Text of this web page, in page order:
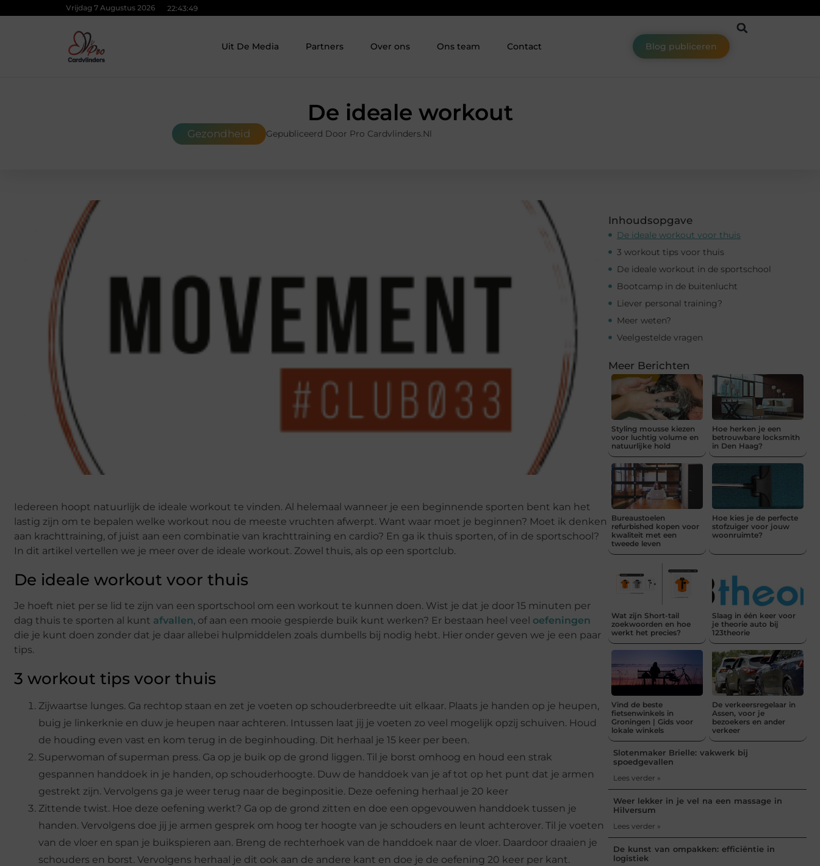
Vrijdag 7 Augustus 2026 22:43:49
Uit De Media Partners Over ons Ons team Contact Blog publiceren
De ideale workout
Gezondheid Gepubliceerd Door Pro Cardvlinders.nl
Iedereen hoopt natuurlijk de ideale workout te vinden. Al helemaal wanneer je een beginnende sporten bent kan het
lastig zijn om te bepalen welke workout nou de meeste vruchten afwerpt. Want waar moet je beginnen? Moet ik denken
aan krachttraining, of juist aan een combinatie van krachttraining en cardio? En ga ik thuis sporten, of in de sportschool?
In dit artikel vertellen we je meer over de ideale workout. Zowel thuis, als op een sportclub.
De ideale workout voor thuis
Je hoeft niet per se lid te zijn van een sportschool om een workout te kunnen doen. Wist je dat je door 15 minuten per
dag thuis te sporten al kunt afvallen, of aan een mooie gespierde buik kunt werken? Er bestaan heel veel oefeningen
die je kunt doen zonder dat je daar allebei hulpmiddelen zoals dumbells bij nodig hebt. Hier onder geven we je een paar
tips.
3 workout tips voor thuis
Zijwaartse lunges. Ga rechtop staan en zet je voeten op schouderbreedte uit elkaar. Plaats je handen op je heupen,
buig je linkerknie en duw je heupen naar achteren. Intussen laat jij je voeten zo veel mogelijk opzij schuiven. Houd
de houding even vast en kom terug in de beginhouding. Dit herhaal je 15 keer per been.
Superwoman of superman press. Ga op je buik op de grond liggen. Til je borst omhoog en houd een strak
gespannen handdoek in je handen, op schouderhoogte. Duw de handdoek van je af tot op het punt dat je armen
gestrekt zijn. Vervolgens ga je weer terug naar de beginpositie. Deze oefening herhaal je 20 keer
Zittende twist. Hoe deze oefening werkt? Ga op de grond zitten en doe een opgevouwen handdoek tussen je
handen. Vervolgens doe jij je armen gesprek om hoog ter hoogte van je schouders en leunt achterover. Til je voeten
van de vloer en span je buikspieren aan. Breng de rechterhoek van de handdoek naar de vloer. Daardoor draaien je
schouders en borst. Vervolgens herhaal je dit ook aan de andere kant en doe je de oefening 20 keer per kant.
Inhoudsopgave
De ideale workout voor thuis
3 workout tips voor thuis
De ideale workout in de sportschool
Bootcamp in de buitenlucht
Liever personal training?
Meer weten?
Veelgestelde vragen
Meer Berichten
Styling mousse kiezen
voor luchtig volume en
natuurlijke hold
Hoe herken je een
betrouwbare locksmith
in Den Haag?
Bureaustoelen
refurbished kopen voor
kwaliteit met een
tweede leven
Hoe kies je de perfecte
stofzuiger voor jouw
woonruimte?
Wat zijn Short-tail
zoekwoorden en hoe
werkt het precies?
Slaag in één keer voor
je theorie auto bij
123theorie
Vind de beste
fietsenwinkels in
Groningen | Gids voor
lokale winkels
De verkeersregelaar in
Assen, voor je
bezoekers en ander
verkeer
Slotenmaker Brielle: vakwerk bij
spoedgevallen
Lees verder »
Weer lekker in je vel na een massage in
Hilversum
Lees verder »
De kunst van ompakken: efficiëntie in
logistiek